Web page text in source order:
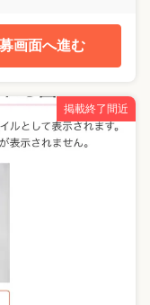
画面へ進む
掲載終了間近